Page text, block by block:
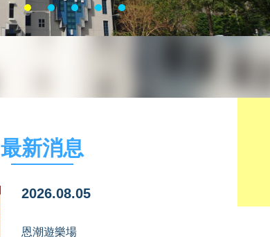
最新消息
2026.08.05
恩潮遊樂場